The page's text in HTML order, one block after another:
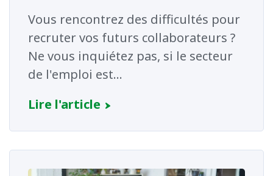
Vous rencontrez des difficultés pour
recruter vos futurs collaborateurs ?
Ne vous inquiétez pas, si le secteur
de l'emploi est...
Lire l'article